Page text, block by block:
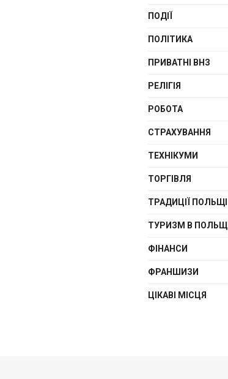
ПОДІЇ
ПОЛІТИКА
ПРИВАТНІ ВНЗ
РЕЛІГІЯ
РОБОТА
СТРАХУВАННЯ
ТЕХНІКУМИ
ТОРГІВЛЯ
ТРАДИЦІЇ ПОЛЬЩІ
ТУРИЗМ В ПОЛЬЩІ
ФІНАНСИ
ФРАНШИЗИ
ЦІКАВІ МІСЦЯ